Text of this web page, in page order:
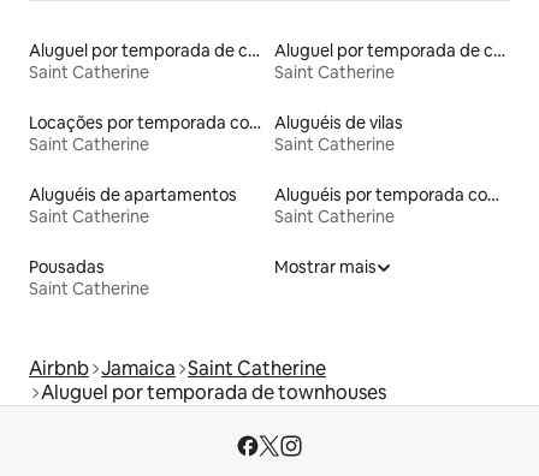
Aluguel por temporada de casas de hóspedes
Saint Catherine
Aluguel por temporada de casas de veraneio
Saint Catherine
Locações por temporada com piscina
Saint Catherine
Aluguéis de vilas
Saint Catherine
Aluguéis de apartamentos
Saint Catherine
Aluguéis por temporada com acesso à praia
Saint Catherine
Pousadas
Saint Catherine
Mostrar mais
Airbnb Jamaica Saint Catherine
Aluguel por temporada de townhouses